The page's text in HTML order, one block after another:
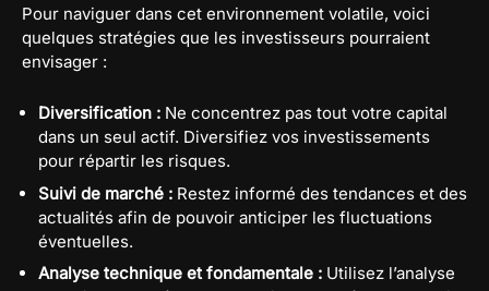
Pour naviguer dans cet environnement volatile, voici
quelques stratégies que les investisseurs pourraient
envisager :
Diversification : Ne concentrez pas tout votre capital
dans un seul actif. Diversifiez vos investissements
pour répartir les risques.
Suivi de marché : Restez informé des tendances et des
actualités afin de pouvoir anticiper les fluctuations
éventuelles.
Analyse technique et fondamentale : Utilisez l’analyse